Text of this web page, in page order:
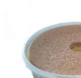
hvězdiček.